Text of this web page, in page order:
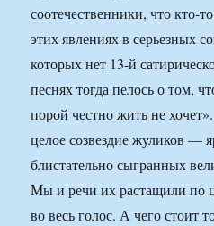
соотечественники, что кто-
этих явлениях в серьезных
которых нет 13-й
песнях тогда пелось о том,
порой честно жить не
целое созвездие жуликов —
блистательно сыгранных
Мы и речи их растащили по
во весь голос. А чего стоит